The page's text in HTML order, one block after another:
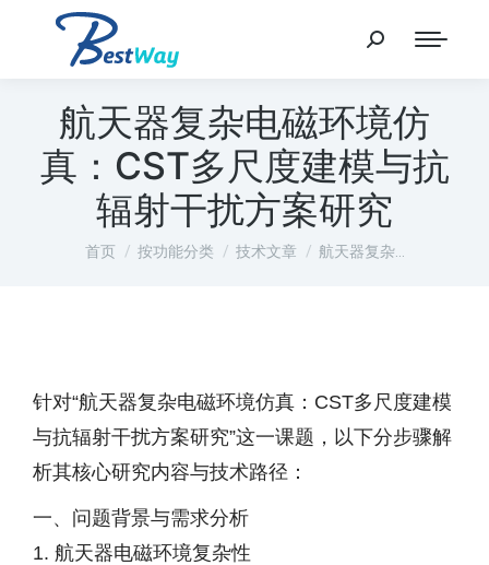
航天器复杂电磁环境仿
真：CST多尺度建模与抗
辐射干扰方案研究
您在这里：
首页 按功能分类 技术文章 航天器复杂…
针对“航天器复杂电磁环境仿真：CST多尺度建模
与抗辐射干扰方案研究”这一课题，以下分步骤解
析其核心研究内容与技术路径：
一、问题背景与需求分析
1. 航天器电磁环境复杂性